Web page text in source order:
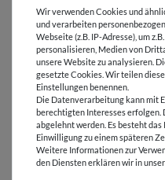
BEWERTUNGEN ( 19 )
Lieferung
Wir verwenden Cookies und
und verarbeiten
Webseite (z.B. IP-Adresse), um
personalisieren, Medien von
unsere Website zu analysieren.
gesetzte Cookies. Wir teilen
Einstellungen benennen.
Die Datenverarbeitung kann mit
berechtigten Interesses
abgelehnt werden. Es besteht
Einwilligung zu einem späteren
Weitere Informationen zur
den Diensten erklären wir in